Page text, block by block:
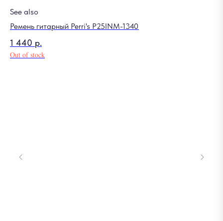
See also
Ремень гитарный Perri's P25INM-1340
1 440 р.
Out of stock